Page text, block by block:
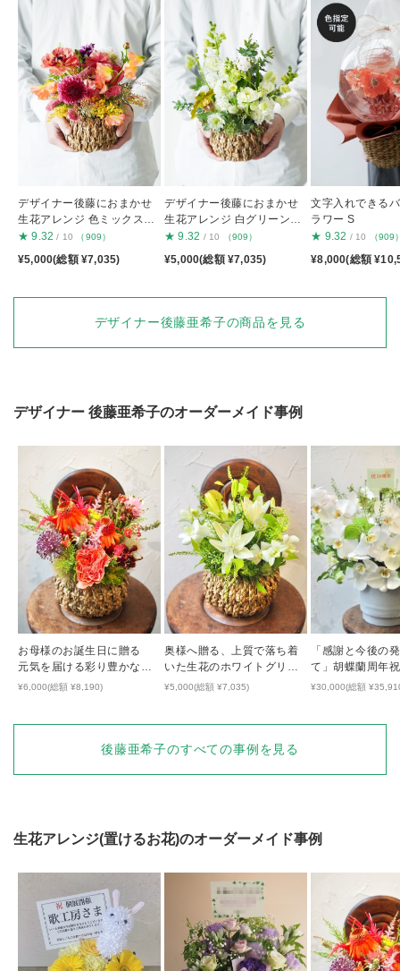
デザイナー後藤におまかせ
生花アレンジ 色ミックスS
S
★ 9.32 / 10 （909）
¥5,000(総額 ¥7,035)
デザイナー後藤におまかせ
生花アレンジ 白グリーンS
S
★ 9.32 / 10 （909）
¥5,000(総額 ¥7,035)
文字入れできる
ラワー S
★ 9.32 / 10 （909
¥8,000(総額
デザイナー後藤亜希子の商品を見る
デザイナー 後藤亜希子のオーダーメイド事例
お母様のお誕生日に贈る
元気を届ける彩り豊かな生
花アレンジ
¥6,000(総額 ¥8,190)
奥様へ贈る、上質で落ち着
いた生花のホワイトグリー
ンアレンジ
¥5,000(総額 ¥7,035)
「感謝と今後の
て」胡蝶蘭周年
¥30,000(総額
後藤亜希子のすべての事例を見る
生花アレンジ(置けるお花)のオーダーメイド事例